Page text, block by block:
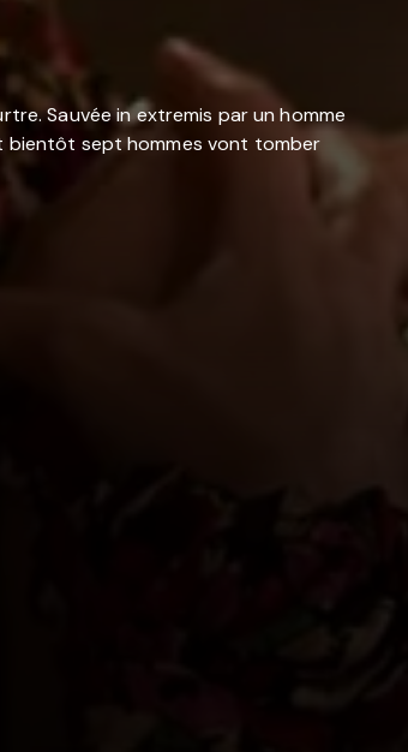
Sauvée in extremis par un homme
bientôt sept hommes vont tomber